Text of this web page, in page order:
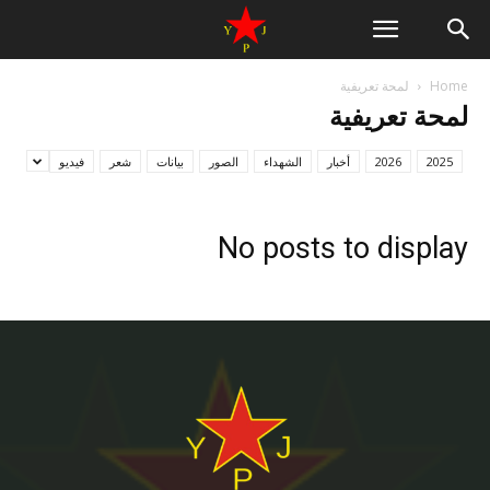
Home لمحة تعريفية
لمحة تعريفية
2025
2026 أخبار الشهداء الصور بيانات شعر فيديو
No posts to display